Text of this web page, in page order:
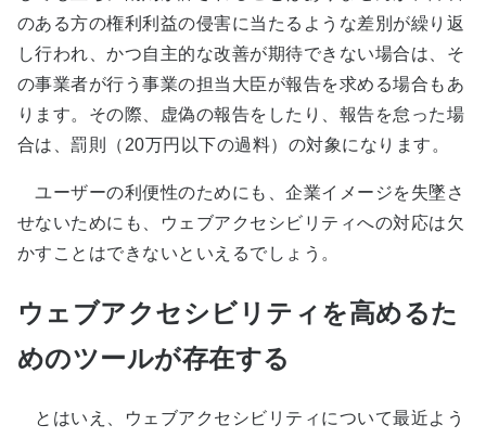
のある方の権利利益の侵害に当たるような差別が繰り返
し行われ、かつ自主的な改善が期待できない場合は、そ
の事業者が行う事業の担当大臣が報告を求める場合もあ
ります。その際、虚偽の報告をしたり、報告を怠った場
合は、罰則（20万円以下の過料）の対象になります。
ユーザーの利便性のためにも、企業イメージを失墜さ
せないためにも、ウェブアクセシビリティへの対応は欠
かすことはできないといえるでしょう。
ウェブアクセシビリティを高めるた
めのツールが存在する
とはいえ、ウェブアクセシビリティについて最近よう